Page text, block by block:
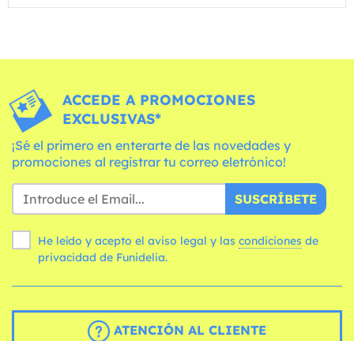
ACCEDE A PROMOCIONES
EXCLUSIVAS*
¡Sé el primero en enterarte de las novedades y
promociones al registrar tu correo eletrónico!
SUSCRÍBETE
He leído y acepto el aviso legal y las condiciones
privacidad de Funidelia.
ATENCIÓN AL CLIENTE